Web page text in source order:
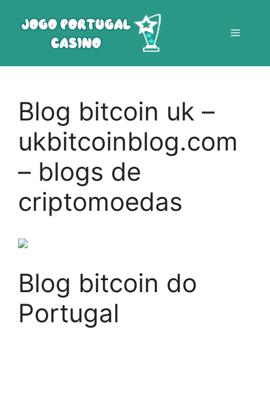
Menu
Blog bitcoin uk –
ukbitcoinblog.com
– blogs de
criptomoedas
Blog bitcoin do
Portugal